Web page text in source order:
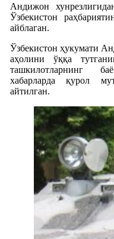
Андижон
Ўзбекистон
айблаган.
Ўзбекистон ҳукумати
аҳолини ўққа
ташкилотларнинг
хабарларда қурол
айтилган.